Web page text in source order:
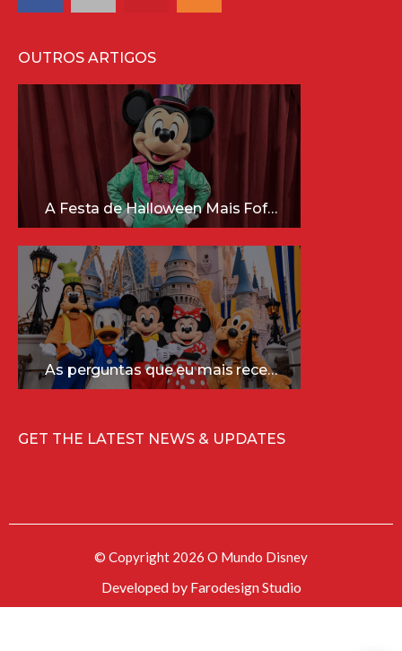
OUTROS ARTIGOS
A Festa de Halloween Mais Fofa da Disney Está Chegando!
As perguntas que eu mais recebo sobre a Disney (e as respostas mais sinceras!)
GET THE LATEST NEWS & UPDATES
© Copyright 2026 O Mundo Disney
Developed by Farodesign Studio